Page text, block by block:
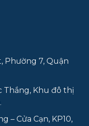
Phường 7, Quận
Thắng, Khu đô thị
– Cửa Cạn, KP10,